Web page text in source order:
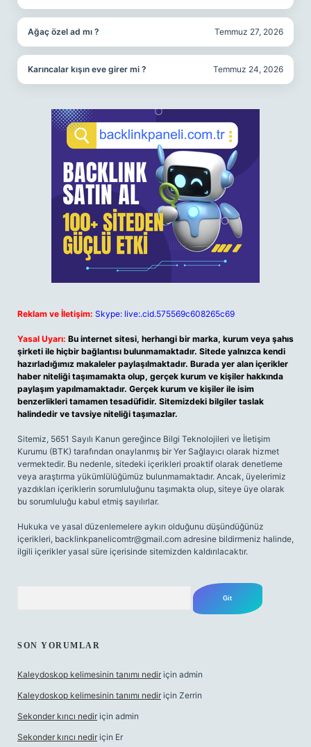
Ağaç özel ad mı ? Temmuz 27, 2026
Karıncalar kışın eve girer mi ? Temmuz 24, 2026
Reklam ve İletişim: Skype: live:.cid.575569c608265c69
Yasal Uyarı: Bu internet sitesi, herhangi bir marka, kurum veya şahıs
şirketi ile hiçbir bağlantısı bulunmamaktadır. Sitede yalnızca kendi
hazırladığımız makaleler paylaşılmaktadır. Burada yer alan içerikler
haber niteliği taşımamakta olup, gerçek kurum ve kişiler hakkında
paylaşım yapılmamaktadır. Gerçek kurum ve kişiler ile isim
benzerlikleri tamamen tesadüfidir. Sitemizdeki bilgiler taslak
halindedir ve tavsiye niteliği taşımazlar.
Sitemiz, 5651 Sayılı Kanun gereğince Bilgi Teknolojileri ve İletişim
Kurumu (BTK) tarafından onaylanmış bir Yer Sağlayıcı olarak hizmet
vermektedir. Bu nedenle, sitedeki içerikleri proaktif olarak denetleme
veya araştırma yükümlülüğümüz bulunmamaktadır. Ancak, üyelerimiz
yazdıkları içeriklerin sorumluluğunu taşımakta olup, siteye üye olarak
bu sorumluluğu kabul etmiş sayılırlar.
Hukuka ve yasal düzenlemelere aykırı olduğunu düşündüğünüz
içerikleri, backlinkpanelicomtr@gmail.com adresine bildirmeniz halinde,
ilgili içerikler yasal süre içerisinde sitemizden kaldırılacaktır.
SON YORUMLAR
Kaleydoskop kelimesinin tanımı nedir için admin
Kaleydoskop kelimesinin tanımı nedir için Zerrin
Sekonder kırıcı nedir için admin
Sekonder kırıcı nedir için Er